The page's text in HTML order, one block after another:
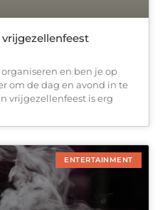
en ben je op
om de dag en avond in te
vrijgezellenfeest is erg
ENTERTAINMENT